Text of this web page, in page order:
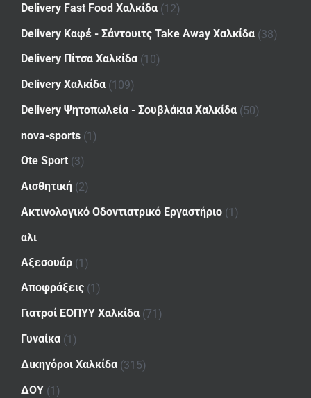
Delivery Fast Food Χαλκίδα (12)
Delivery Καφέ - Σάντουιτς Take Away Χαλκίδα (38)
Delivery Πίτσα Χαλκίδα (10)
Delivery Χαλκίδα (109)
Delivery Ψητοπωλεία - Σουβλάκια Χαλκίδα (50)
nova-sports (1)
Ote Sport (3)
Αισθητική (2)
Ακτινολογικό Οδοντιατρικό Εργαστήριο (1)
αλι
Αξεσουάρ (1)
Αποφράξεις (1)
Γιατροί ΕΟΠΥΥ Χαλκίδα (71)
Γυναίκα (1)
Δικηγόροι Χαλκίδα (315)
ΔΟΥ (1)